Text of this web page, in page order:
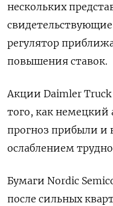
нескольких
регулятор
повышения ставок.
Акции Daimler
того, как немецкий
прогноз прибыли и
ослаблением
Бумаги Nordic
после сильных